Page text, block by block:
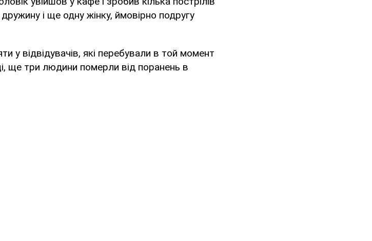
і ще одну жінку, ймовірно подругу
у відвідувачів, які перебували в той момент
ще три людини померли від поранень в